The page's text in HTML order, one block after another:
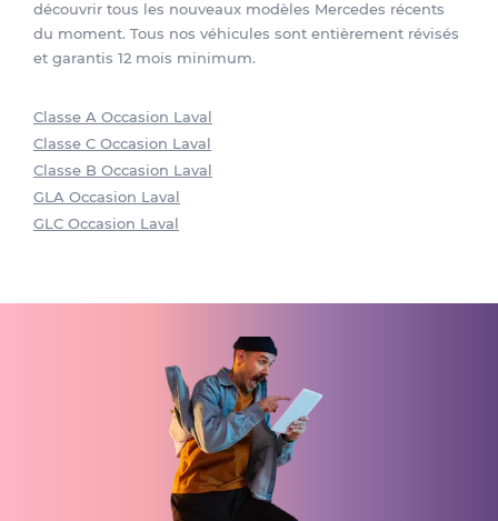
découvrir tous les nouveaux modèles Mercedes récents
du moment. Tous nos véhicules sont entièrement révisés
et garantis 12 mois minimum.
Classe A Occasion Laval
Classe C Occasion Laval
Classe B Occasion Laval
GLA Occasion Laval
GLC Occasion Laval